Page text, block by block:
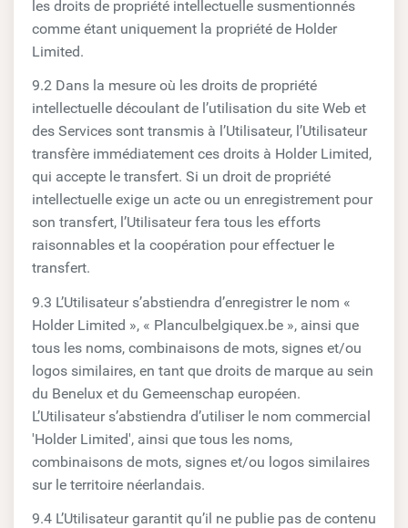
les droits de propriété intellectuelle susmentionnés
comme étant uniquement la propriété de Holder
Limited.
9.2 Dans la mesure où les droits de propriété
intellectuelle découlant de l’utilisation du site Web et
des Services sont transmis à l’Utilisateur, l’Utilisateur
transfère immédiatement ces droits à Holder Limited,
qui accepte le transfert. Si un droit de propriété
intellectuelle exige un acte ou un enregistrement pour
son transfert, l’Utilisateur fera tous les efforts
raisonnables et la coopération pour effectuer le
transfert.
9.3 L’Utilisateur s’abstiendra d’enregistrer le nom «
Holder Limited », « Planculbelgiquex.be », ainsi que
tous les noms, combinaisons de mots, signes et/ou
logos similaires, en tant que droits de marque au sein
du Benelux et du Gemeenschap européen.
L’Utilisateur s’abstiendra d’utiliser le nom commercial
'Holder Limited', ainsi que tous les noms,
combinaisons de mots, signes et/ou logos similaires
sur le territoire néerlandais.
9.4 L’Utilisateur garantit qu’il ne publie pas de contenu